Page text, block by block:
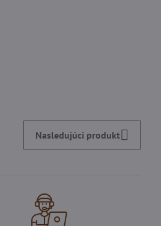
Nasledujúci produkt